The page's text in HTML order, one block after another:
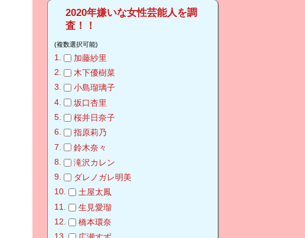
2020年嫌いな女性芸能人を調
査！！
(複数選択可能)
加藤紗里
木下優樹菜
小島瑠璃子
坂口杏里
桜井日奈子
指原莉乃
鈴木奈々
滝沢カレン
ダレノガレ明美
土屋太鳳
生見愛瑠
橋本環奈